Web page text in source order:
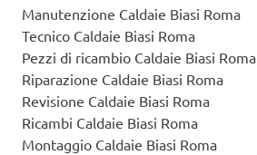
Manutenzione Caldaie Biasi Roma
Tecnico Caldaie Biasi Roma
Pezzi di ricambio Caldaie Biasi Roma
Riparazione Caldaie Biasi Roma
Revisione Caldaie Biasi Roma
Ricambi Caldaie Biasi Roma
Montaggio Caldaie Biasi Roma